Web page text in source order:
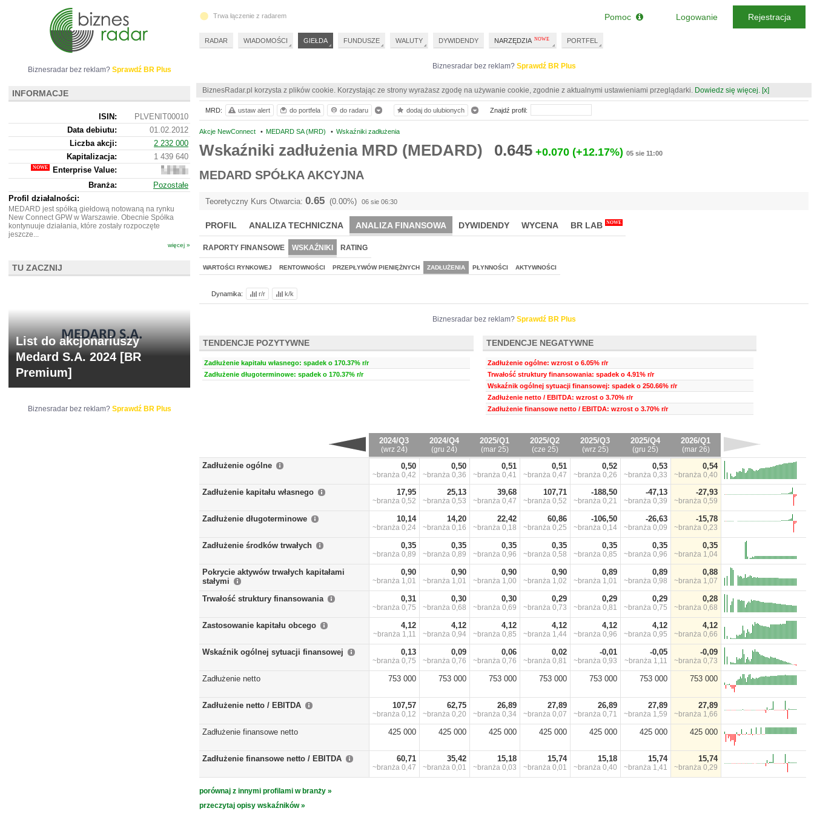
Biznesradar bez reklam? Sprawdź BR Plus
BiznesRadar.pl korzysta z plików cookie. Korzystając ze strony wyrażasz zgodę na używanie cookie, zgodnie z aktualnymi ustawieniami przeglądarki. Dowiedz się więcej. [x]
Akcje NewConnect • MEDARD SA (MRD) • Wskaźniki zadłużenia
Wskaźniki zadłużenia MRD (MEDARD) 0.645 +0.070 (+12.17%) 05 sie 11:00
MEDARD SPÓŁKA AKCYJNA
Teoretyczny Kurs Otwarcia: 0.65 (0.00%) 06 sie 06:30
PROFIL ANALIZA TECHNICZNA ANALIZA FINANSOWA DYWIDENDY WYCENA BR LAB NOWE
RAPORTY FINANSOWE WSKAŹNIKI RATING
WARTOŚCI RYNKOWEJ RENTOWNOŚCI PRZEPŁYWÓW PIENIĘŻNYCH ZADŁUŻENIA PŁYNNOŚCI AKTYWNOŚCI
Dynamika: r/r k/k
Biznesradar bez reklam? Sprawdź BR Plus
TENDENCJE POZYTYWNE
Zadłużenie kapitału własnego: spadek o 170.37% r/r
Zadłużenie długoterminowe: spadek o 170.37% r/r
TENDENCJE NEGATYWNE
Zadłużenie ogólne: wzrost o 6.05% r/r
Trwałość struktury finansowania: spadek o 4.91% r/r
Wskaźnik ogólnej sytuacji finansowej: spadek o 250.66% r/r
Zadłużenie netto / EBITDA: wzrost o 3.70% r/r
Zadłużenie finansowe netto / EBITDA: wzrost o 3.70% r/r
2024/Q3
(wrz 24)
2024/Q4
(gru 24)
2025/Q1
(mar 25)
2025/Q2
(cze 25)
2025/Q3
(wrz 25)
2025/Q4
(gru 25)
2026/Q1
(mar 26)
Zadłużenie ogólne 0,50
~branża 0,42
0,50
~branża 0,36
0,51
~branża 0,41
0,51
~branża 0,47
0,52
~branża 0,26
0,53
~branża 0,33
0,54
~branża 0,40
Zadłużenie kapitału własnego 17,95
~branża 0,52
25,13
~branża 0,53
39,68
~branża 0,47
107,71
~branża 0,52
-188,50
~branża 0,21
-47,13
~branża 0,39
-27,93
~branża 0,59
Zadłużenie długoterminowe 10,14
~branża 0,24
14,20
~branża 0,16
22,42
~branża 0,18
60,86
~branża 0,25
-106,50
~branża 0,14
-26,63
~branża 0,09
-15,78
~branża 0,23
Zadłużenie środków trwałych 0,35
~branża 0,89
0,35
~branża 0,89
0,35
~branża 0,96
0,35
~branża 0,58
0,35
~branża 0,85
0,35
~branża 0,96
0,35
~branża 1,04
Pokrycie aktywów trwałych kapitałami
stałymi
0,90
~branża 1,01
0,90
~branża 1,01
0,90
~branża 1,00
0,90
~branża 1,02
0,89
~branża 1,01
0,89
~branża 0,98
0,88
~branża 1,07
Trwałość struktury finansowania 0,31
~branża 0,75
0,30
~branża 0,68
0,30
~branża 0,69
0,29
~branża 0,73
0,29
~branża 0,81
0,29
~branża 0,75
0,28
~branża 0,68
Zastosowanie kapitału obcego 4,12
~branża 1,11
4,12
~branża 0,94
4,12
~branża 0,85
4,12
~branża 1,44
4,12
~branża 0,96
4,12
~branża 0,95
4,12
~branża 0,66
Wskaźnik ogólnej sytuacji finansowej 0,13
~branża 0,75
0,09
~branża 0,76
0,06
~branża 0,76
0,02
~branża 0,81
-0,01
~branża 0,93
-0,05
~branża 1,11
-0,09
~branża 0,73
Zadłużenie netto 753 000 753 000 753 000 753 000 753 000 753 000 753 000
Zadłużenie netto / EBITDA 107,57
~branża 0,12
62,75
~branża 0,20
26,89
~branża 0,34
27,89
~branża 0,07
26,89
~branża 0,71
27,89
~branża 1,59
27,89
~branża 1,66
Zadłużenie finansowe netto 425 000 425 000 425 000 425 000 425 000 425 000 425 000
Zadłużenie finansowe netto / EBITDA 60,71
~branża 0,47
35,42
~branża 0,01
15,18
~branża 0,03
15,74
~branża 0,01
15,18
~branża 0,40
15,74
~branża 1,41
15,74
~branża 0,29
porównaj z innymi profilami w branży »
przeczytaj opisy wskaźników »
MRD: ustaw alert do portfela do radaru dodaj do ulubionych Znajdź profil:
Biznesradar bez reklam? Sprawdź BR Plus
INFORMACJE
ISIN:
PLVENIT00010
Data debiutu:
01.02.2012
Liczba akcji:
2 232 000
Kapitalizacja:
1 439 640
Enterprise Value:
1
864
640
Branża:
Pozostałe
Profil działalności:
MEDARD jest spółką giełdową notowaną na rynku
New Connect GPW w Warszawie. Obecnie Spółka
kontynuuje działania, które zostały rozpoczęte
jeszcze...
więcej »
TU ZACZNIJ
List do akcjonariuszy
Medard S.A. 2024 [BR
Premium]
Biznesradar bez reklam? Sprawdź BR Plus
Trwa łączenie z radarem
RADAR WIADOMOŚCI GIEŁDA FUNDUSZE WALUTY DYWIDENDY NARZĘDZIA PORTFEL
Pomoc Logowanie Rejestracja